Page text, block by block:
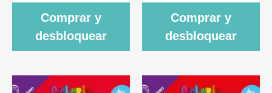
Comprar y
desbloquear
Comprar y
desbloquear